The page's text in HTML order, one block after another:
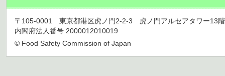
〒105-0001 東京都港区虎ノ門2-2-3 虎ノ門アルセアタワー13
内閣府法人番号 2000012010019
© Food Safety Commission of Japan